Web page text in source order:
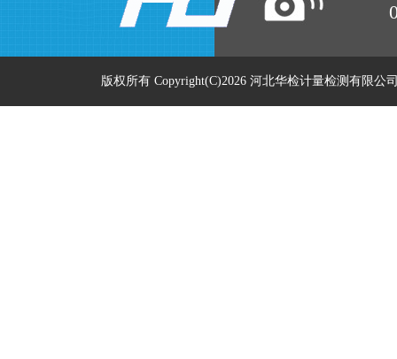
版权所有 Copyright(C)2026 河北华检计量检测有限